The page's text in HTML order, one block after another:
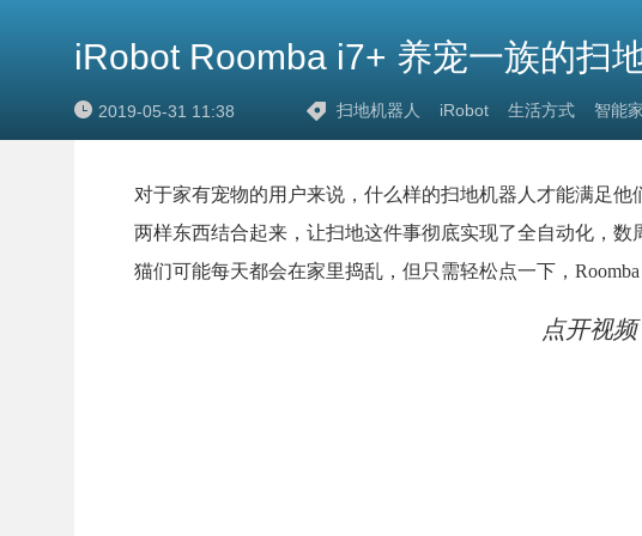
iRobot Roomba i7+ 养宠一族的扫
2019-05-31 11:38 扫地机器人 iRobot 生活方式 智能
对于家有宠物的用户来说，什么样的扫地机器人才能满足他
两样东西结合起来，让扫地这件事彻底实现了全自动化，
猫们可能每天都会在家里捣乱，但只需轻松点一下，
点开视